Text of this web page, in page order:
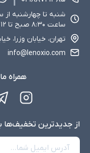
ساعت ۸:۳۰ صبح تا ۱۲ ظهر
تهران، خیابان وزرا،
info@lenoxio.com
همراه
از جدید‌ترین تخفیف‌ها